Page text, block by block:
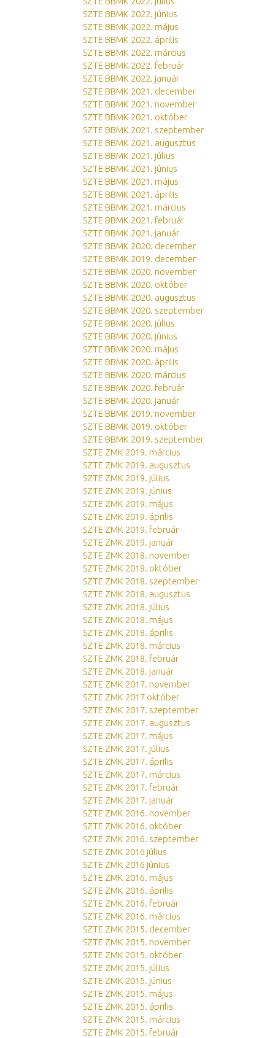
SZTE BBMK 2022. június
SZTE BBMK 2022. május
SZTE BBMK 2022. április
SZTE BBMK 2022. március
SZTE BBMK 2022. február
SZTE BBMK 2022. január
SZTE BBMK 2021. december
SZTE BBMK 2021. november
SZTE BBMK 2021. október
SZTE BBMK 2021. szeptember
SZTE BBMK 2021. augusztus
SZTE BBMK 2021. július
SZTE BBMK 2021. június
SZTE BBMK 2021. május
SZTE BBMK 2021. április
SZTE BBMK 2021. március
SZTE BBMK 2021. február
SZTE BBMK 2021. január
SZTE BBMK 2020. december
SZTE BBMK 2019. december
SZTE BBMK 2020. november
SZTE BBMK 2020. október
SZTE BBMK 2020. augusztus
SZTE BBMK 2020. szeptember
SZTE BBMK 2020. július
SZTE BBMK 2020. június
SZTE BBMK 2020. május
SZTE BBMK 2020. április
SZTE BBMK 2020. március
SZTE BBMK 2020. február
SZTE BBMK 2020. január
SZTE BBMK 2019. november
SZTE BBMK 2019. október
SZTE BBMK 2019. szeptember
SZTE ZMK 2019. március
SZTE ZMK 2019. augusztus
SZTE ZMK 2019. július
SZTE ZMK 2019. június
SZTE ZMK 2019. május
SZTE ZMK 2019. április
SZTE ZMK 2019. február
SZTE ZMK 2019. január
SZTE ZMK 2018. november
SZTE ZMK 2018. október
SZTE ZMK 2018. szeptember
SZTE ZMK 2018. augusztus
SZTE ZMK 2018. július
SZTE ZMK 2018. május
SZTE ZMK 2018. április
SZTE ZMK 2018. március
SZTE ZMK 2018. február
SZTE ZMK 2018. január
SZTE ZMK 2017. november
SZTE ZMK 2017 október
SZTE ZMK 2017. szeptember
SZTE ZMK 2017. augusztus
SZTE ZMK 2017. május
SZTE ZMK 2017. július
SZTE ZMK 2017. április
SZTE ZMK 2017. március
SZTE ZMK 2017. február
SZTE ZMK 2017. január
SZTE ZMK 2016. november
SZTE ZMK 2016. október
SZTE ZMK 2016. szeptember
SZTE ZMK 2016 július
SZTE ZMK 2016 június
SZTE ZMK 2016. május
SZTE ZMK 2016. április
SZTE ZMK 2016. február
SZTE ZMK 2016. március
SZTE ZMK 2015. december
SZTE ZMK 2015. november
SZTE ZMK 2015. október
SZTE ZMK 2015. július
SZTE ZMK 2015. június
SZTE ZMK 2015. május
SZTE ZMK 2015. április
SZTE ZMK 2015. március
SZTE ZMK 2015. február